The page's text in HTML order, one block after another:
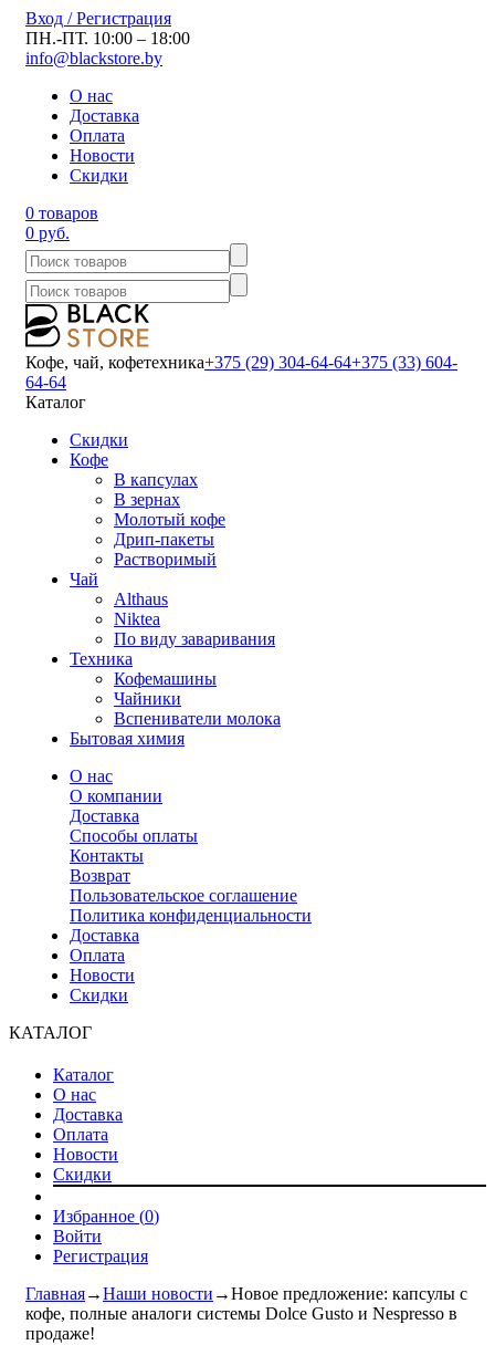
Вход / Регистрация
ПН.-ПТ. 10:00 – 18:00
info@blackstore.by
О нас
Доставка
Оплата
Новости
Скидки
0 товаров
0 руб.
Кофе, чай, кофетехника+375 (29) 304-64-64+375 (33) 604-
64-64
Каталог
Скидки
Кофе
В капсулах
В зернах
Молотый кофе
Дрип-пакеты
Растворимый
Чай
Althaus
Niktea
По виду заваривания
Техника
Кофемашины
Чайники
Вспениватели молока
Бытовая химия
О нас
О компании
Доставка
Способы оплаты
Контакты
Возврат
Пользовательское соглашение
Политика конфиденциальности
Доставка
Оплата
Новости
Скидки
КАТАЛОГ
Каталог
О нас
Доставка
Оплата
Новости
Скидки
Избранное (0)
Войти
Регистрация
Главная→Наши новости →Новое предложение: капсулы с
кофе, полные аналоги системы Dolce Gusto и Nespresso в
продаже!